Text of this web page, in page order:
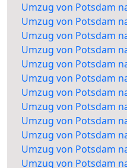
Umzug von Potsdam
Umzug von Potsdam
Umzug von Potsdam
Umzug von Potsdam
Umzug von Potsdam
Umzug von Potsdam
Umzug von Potsdam
Umzug von Potsdam
Umzug von Potsdam
Umzug von Potsdam
Umzug von Potsdam
Umzug von Potsdam